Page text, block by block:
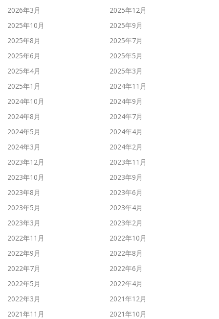
2026年3月
2025年12月
2025年10月
2025年9月
2025年8月
2025年7月
2025年6月
2025年5月
2025年4月
2025年3月
2025年1月
2024年11月
2024年10月
2024年9月
2024年8月
2024年7月
2024年5月
2024年4月
2024年3月
2024年2月
2023年12月
2023年11月
2023年10月
2023年9月
2023年8月
2023年6月
2023年5月
2023年4月
2023年3月
2023年2月
2022年11月
2022年10月
2022年9月
2022年8月
2022年7月
2022年6月
2022年5月
2022年4月
2022年3月
2021年12月
2021年11月
2021年10月